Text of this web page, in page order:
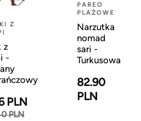
Z
z
-
PLN
PLN
PAREO
PLAŻOWE
Narzutka
nomad
sari -
Turkusowa
82.90
PLN